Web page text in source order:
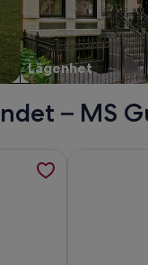
Lägenhet
– MS